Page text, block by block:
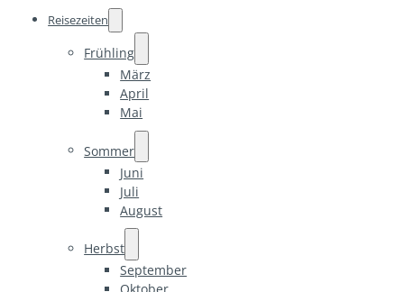
Reisezeiten
Frühling
März
April
Mai
Sommer
Juni
Juli
August
Herbst
September
Oktober